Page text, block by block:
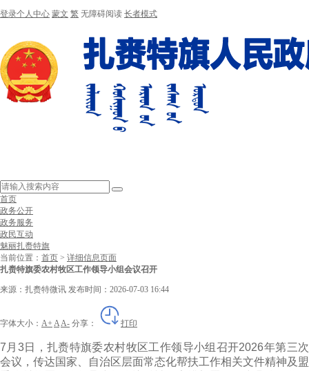
登录个人中心 蒙文 繁 无障碍阅读 长者模式
首页
政务公开
政务服务
政民互动
魅丽扎赉特旗
当前位置： 首页 > 详细信息页面
扎赉特旗委农村牧区工作领导小组会议召开
来源：扎赉特微讯 发布时间：2026-07-03 16:44
字体大小： A+ AA- 分享： 打印
7月3日，扎赉特旗委农村牧区工作领导小组召开2026年第三次
会议，传达国家、自治区层面常态化帮扶工作相关文件精神及盟